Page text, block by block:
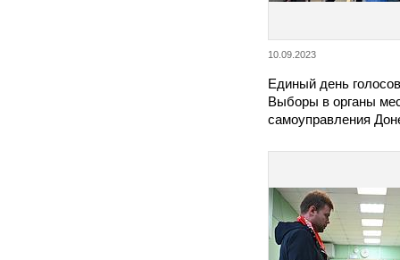
10.09.2023
Единый день
Выборы в органы
самоуправления